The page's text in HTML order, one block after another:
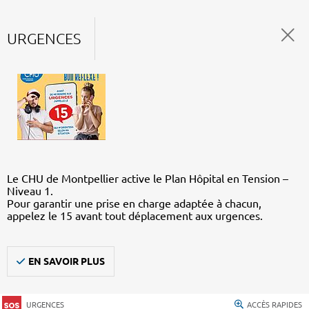
URGENCES
Le CHU de Montpellier active le Plan Hôpital en Tension –
Niveau 1.
Pour garantir une prise en charge adaptée à chacun,
appelez le 15 avant tout déplacement aux urgences.
EN SAVOIR PLUS
URGENCES ACCÈS RAPIDES